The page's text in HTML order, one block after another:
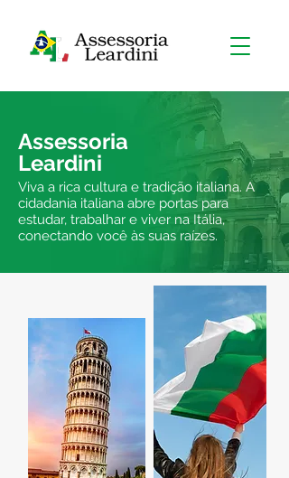
Assessoria
Leardini
Viva a rica cultura e tradição italiana. A
cidadania italiana abre portas para
estudar, trabalhar e viver na Itália,
conectando você às suas raízes.